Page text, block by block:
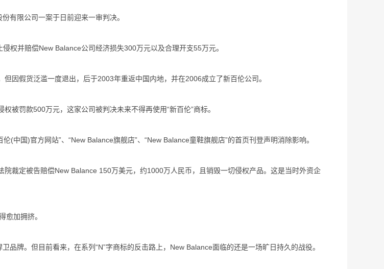
限公司一案于日前迎来一审判决。
并赔偿New Balance公司经济损失300万元以及合理开支55万元。
假货泛滥一度退出，后于2003年重返中国内地，并在2006成立了新百伦公司。
罚款500万元，这家公司被判决未来不得再使用“新百伦”商标。
)官方网站”、“New Balance旗舰店”、“New Balance童鞋旗舰店”的首页刊登声明消除影响。
定被告赔偿New Balance 150万美元，约1000万人民币，且销毁一切侵权产品。这是当时外资企
加拥挤。
牌。但目前看来，在系列“N”字商标的反击路上，New Balance面临的还是一场旷日持久的战役。